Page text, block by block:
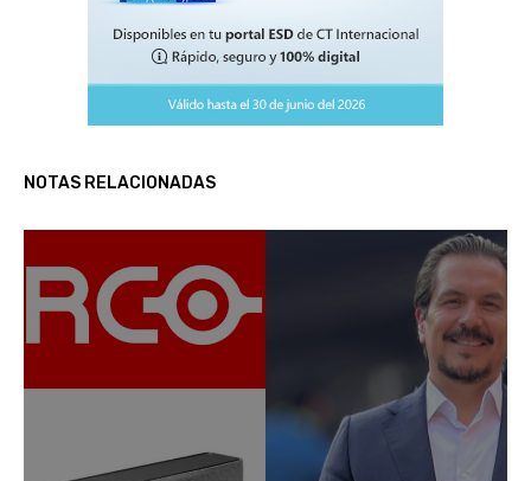
NOTAS RELACIONADAS